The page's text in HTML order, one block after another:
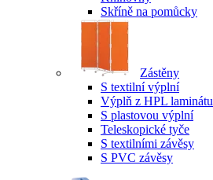
Skříně na pomůcky
Zástěny
S textilní výplní
Výplň z HPL laminátu
S plastovou výplní
Teleskopické tyče
S textilními závěsy
S PVC závěsy